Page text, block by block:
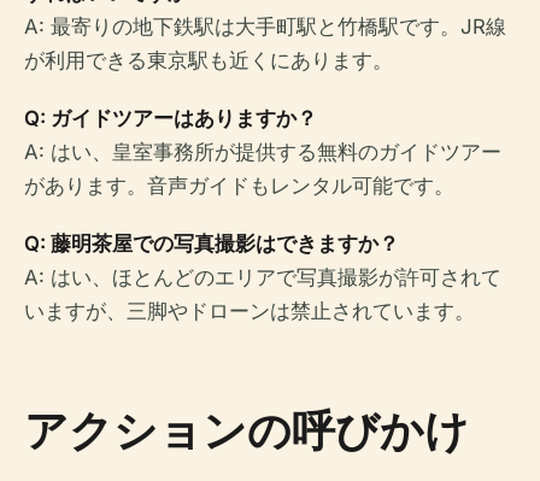
A: 最寄りの地下鉄駅は大手町駅と竹橋駅です。JR線
が利用できる東京駅も近くにあります。
Q: ガイドツアーはありますか？
A: はい、皇室事務所が提供する無料のガイドツアー
があります。音声ガイドもレンタル可能です。
Q: 藤明茶屋での写真撮影はできますか？
A: はい、ほとんどのエリアで写真撮影が許可されて
いますが、三脚やドローンは禁止されています。
アクションの呼びかけ